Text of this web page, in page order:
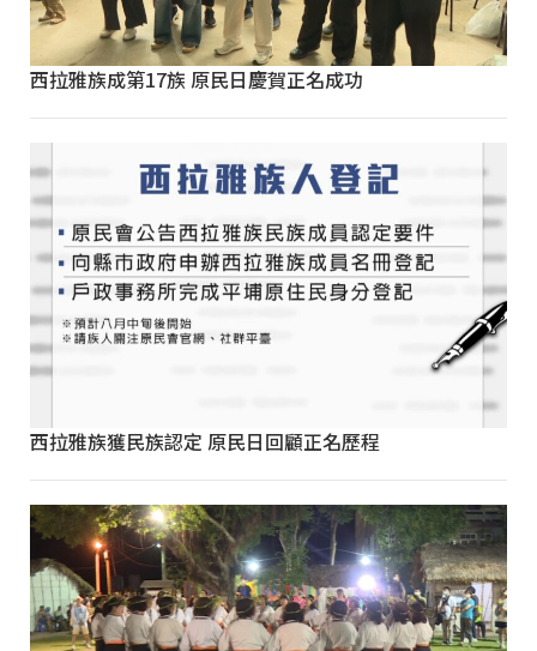
西拉雅族成第17族 原民日慶賀正名成功
西拉雅族獲民族認定 原民日回顧正名歷程